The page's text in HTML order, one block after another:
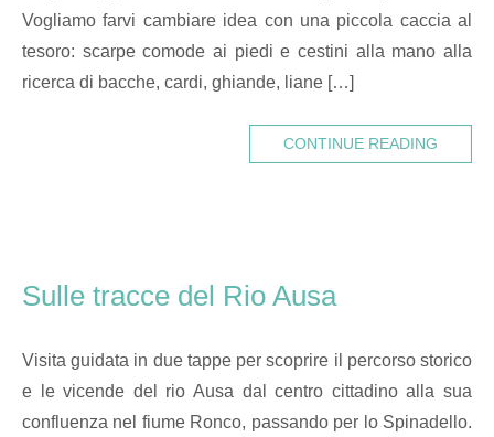
Vogliamo farvi cambiare idea con una piccola caccia al
tesoro: scarpe comode ai piedi e cestini alla mano alla
ricerca di bacche, cardi, ghiande, liane […]
CONTINUE READING
Sulle tracce del Rio Ausa
Visita guidata in due tappe per scoprire il percorso storico
e le vicende del rio Ausa dal centro cittadino alla sua
confluenza nel fiume Ronco, passando per lo Spinadello.